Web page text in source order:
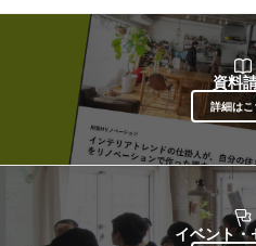
資料
詳細はこ
イベント・